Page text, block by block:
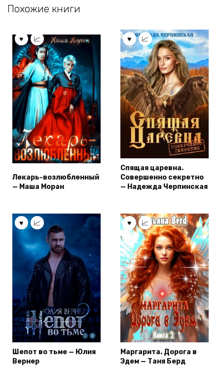
Похожие книги
Лекарь-возлюбленный
— Маша Моран
Спящая царевна.
Совершенно секретно
— Надежда Черпинская
Шепот во тьме — Юлия
Вернер
Маргарита. Дорога в
Эдем — Таня Берд